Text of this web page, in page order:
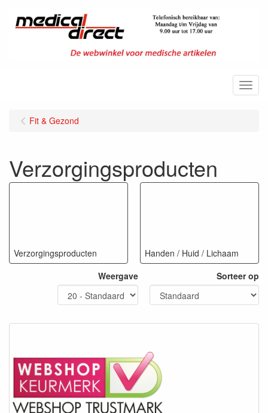
Menu
Fit & Gezond
Verzorgingsproducten
Verzorgingsproducten
Handen / Huid / Lichaam
Weergave
Sorteer op